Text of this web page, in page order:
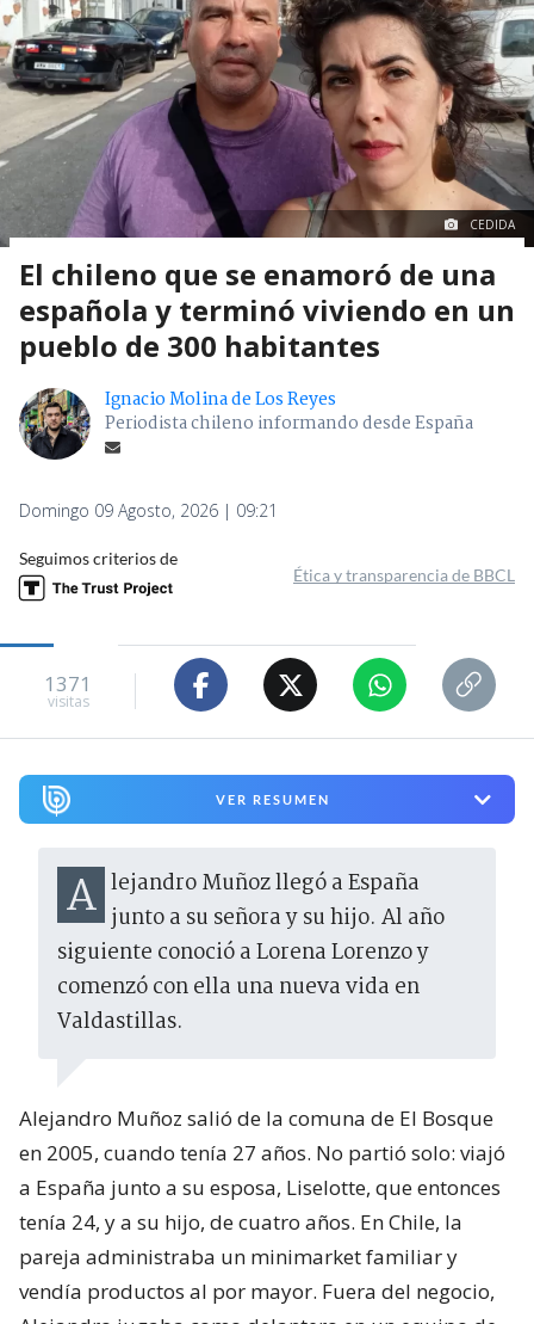
CEDIDA
El chileno que se enamoró de una
española y terminó viviendo en un
pueblo de 300 habitantes
Ignacio Molina de Los Reyes
Periodista chileno informando desde España
Domingo 09 Agosto, 2026 | 09:21
Seguimos criterios de
Ética y transparencia de BBCL
1371
visitas
VER RESUMEN
Alejandro Muñoz llegó a España junto a su señora y su hijo. Al año
siguiente conoció a Lorena Lorenzo y
comenzó con ella una nueva vida en
Valdastillas.
Alejandro Muñoz salió de la comuna de El Bosque
en 2005, cuando tenía 27 años. No partió solo: viajó
a España junto a su esposa, Liselotte, que entonces
tenía 24, y a su hijo, de cuatro años. En Chile, la
pareja administraba un minimarket familiar y
vendía productos al por mayor. Fuera del negocio,